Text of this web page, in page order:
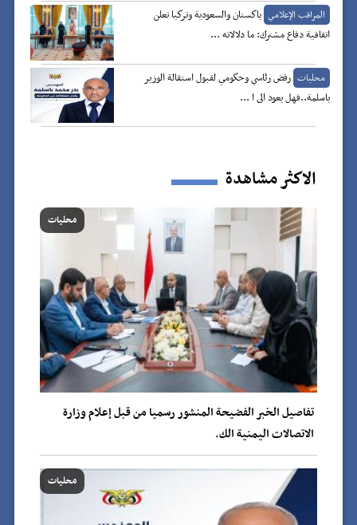
المراقب الإعلامي باكستان والسعودية وتركيا تعلن
اتفاقية دفاع مشترك: ما دلالاته ...
محليات رفض رئاسي وحكومي لقبول استقالة الوزير
باسلمة..فهل يعود الى ا ...
الاكثر مشاهدة
محليات
تفاصيل الخبر الفضيحة المنشور رسميا من قبل إعلام وزارة
الاتصالات اليمنية الك.
محليات